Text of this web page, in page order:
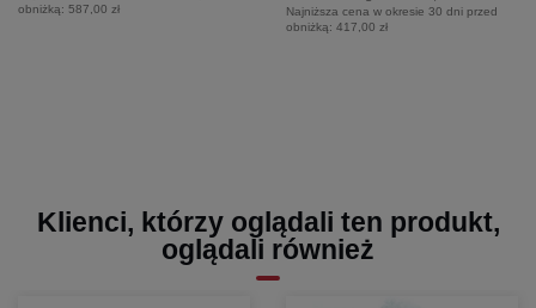
obniżką: 587,00 zł
Najniższa cena w okresie 30 dni przed
obniżką: 417,00 zł
Klienci, którzy oglądali ten produkt,
oglądali również